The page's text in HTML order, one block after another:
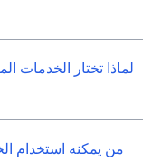
لماذا تختار الخدمات
من يمكنه استخدام